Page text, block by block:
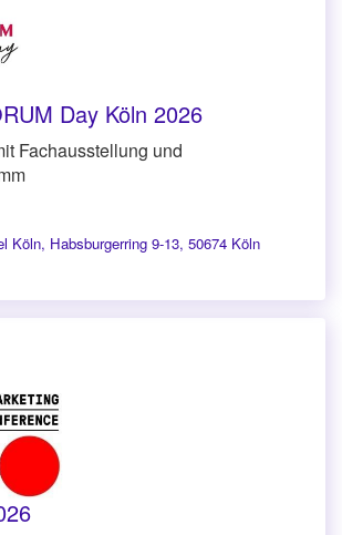
Day Köln 2026
Fachausstellung und
Köln, Habsburgerring 9-13, 50674 Köln